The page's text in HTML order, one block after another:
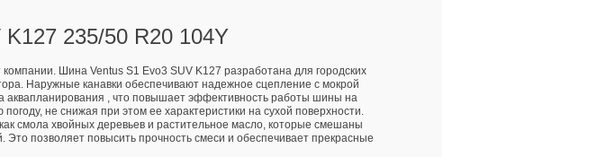
235/50 R20 104Y
Шина Ventus S1 Evo3 SUV K127 разработана для городских
Наружные канавки обеспечивают надежное сцепление с мокрой
, что повышает эффективность работы шины на
не снижая при этом ее характеристики на сухой поверхности.
смола хвойных деревьев и растительное масло, которые смешаны
позволяет повысить прочность смеси и обеспечивает прекрасные